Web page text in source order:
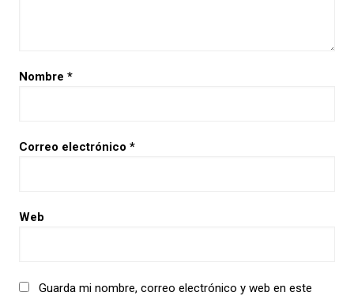
Nombre *
Correo electrónico *
Web
Guarda mi nombre, correo electrónico y web en este